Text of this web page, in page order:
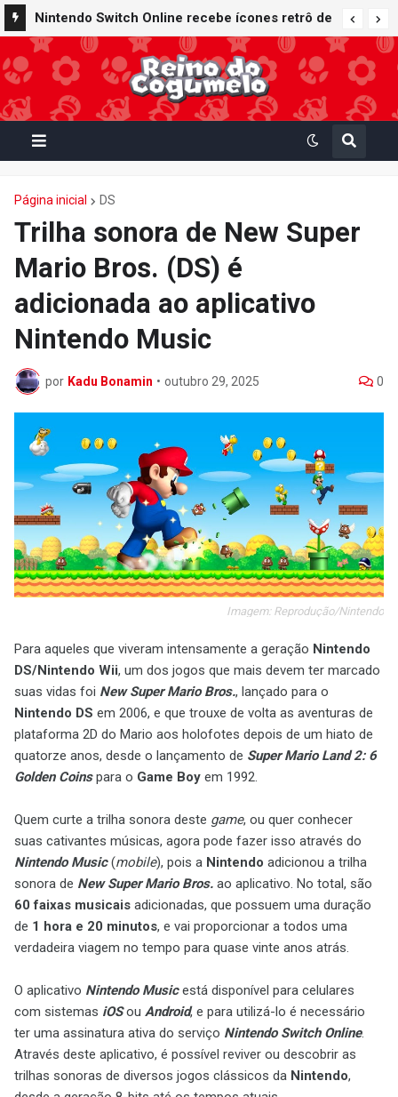
Nintendo Switch Online recebe ícones retrô de
Mario Paint (SNES) e Mario Kart: Super Circuit
(GBA)
Página inicial DS
Trilha sonora de New Super
Mario Bros. (DS) é
adicionada ao aplicativo
Nintendo Music
por Kadu Bonamin • outubro 29, 2025 0
Imagem: Reprodução/Nintendo
Para aqueles que viveram intensamente a geração Nintendo
DS/Nintendo Wii, um dos jogos que mais devem ter marcado
suas vidas foi New Super Mario Bros., lançado para o
Nintendo DS em 2006, e que trouxe de volta as aventuras de
plataforma 2D do Mario aos holofotes depois de um hiato de
quatorze anos, desde o lançamento de Super Mario Land 2: 6
Golden Coinspara o Game Boy em 1992.
Quem curte a trilha sonora deste game, ou quer conhecer
suas cativantes músicas, agora pode fazer isso através do
Nintendo Music(mobile), pois a Nintendo adicionou a trilha
sonora de New Super Mario Bros. ao aplicativo. No total, são
60 faixas musicais adicionadas, que possuem uma duração
de 1 hora e 20 minutos, e vai proporcionar a todos uma
verdadeira viagem no tempo para quase vinte anos atrás.
O aplicativo Nintendo Musicestá disponível para celulares
com sistemas iOSou Android, e para utilizá-lo é necessário
ter uma assinatura ativa do serviço Nintendo Switch Online.
Através deste aplicativo, é possível reviver ou descobrir as
trilhas sonoras de diversos jogos clássicos da Nintendo,